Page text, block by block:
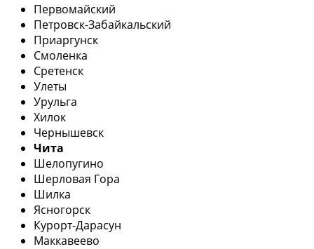
Первомайский
Петровск-Забайкальский
Приаргунск
Смоленка
Сретенск
Улеты
Урульга
Хилок
Чернышевск
Чита
Шелопугино
Шерловая Гора
Шилка
Ясногорск
Курорт-Дарасун
Маккавеево